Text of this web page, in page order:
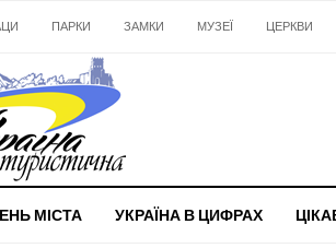
ПАРКИ ЗАМКИ МУЗЕЇ ЦЕРКВИ
МІСТА УКРАЇНА В ЦИФРАХ